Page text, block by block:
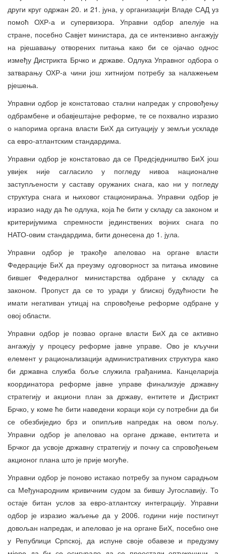
други круг одржан 20. и 21. јуна, у организацији Владе САД уз
помоћ ОХР-а и супервизора. Управни одбор апелује на
стране, посебно Савјет министара, да се интензивно ангажују
на рјешавању отворених питања како би се ојачао однос
између Дистрикта Брчко и државе. Одлука Управног одбора о
затварању ОХР-а чини још хитнијом потребу за налажењем
рјешења.
Управни одбор је констатовао стални напредак у спровођењу
одбрамбене и обавјештајне реформе, те се похвално изразио
о напорима органа власти БиХ да ситуацију у земљи ускладе
са евро-атлантским стандардима.
Управни одбор је констатовао да се Предсједништво БиХ још
увијек није сагласило у погледу нивоа националне
заступљености у саставу оружаних снага, као ни у погледу
структура снага и њиховог стационирања. Управни одбор је
изразио наду да ће одлука, која ће бити у складу са законом и
критеријумима спремности јединствених војних снага по
НАТО-овим стандардима, бити донесена до 1. јула.
Управни одбор је тракође апеловао на органе власти
Федерације БиХ да преузму одговорност за питања имовине
бившег Федералног министарства одбране у складу са
законом. Пропуст да се то уради у блиској будућности ће
имати негативан утицај на спровођење реформе одбране у
овој области.
Управни одбор је позвао органе власти БиХ да се активно
ангажују у процесу реформе јавне управе. Ово је кључни
елемент у рационализацији административних структура како
би државна служба боље служила грађанима. Канцеларија
координатора реформе јавне управе финализује државну
стратегију и акциони план за државу, ентитете и Дистрикт
Брчко, у коме ће бити наведени кораци који су потребни да би
се обезбиједио брз и опипљив напредак на овом пољу.
Управни одбор је апеловао на органе државе, ентитета и
Брчког да усвоје државну стратегију и почну са спровођењем
акционог плана што је прије могуће.
Управни одбор је поново истакао потребу за пуном сарадњом
са Међународним кривичним судом за бившу Југославију. То
остаје битан услов за евро-атлантску интеграцију. Управни
одбор је изразио жаљење да у 2006. години није постигнут
довољан напредак, и апеловао је на органе БиХ, посебно оне
у Републици Српској, да испуне своје обавезе и предузму